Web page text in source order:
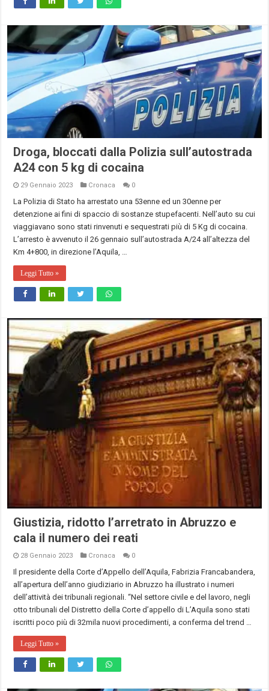
Droga, bloccati dalla Polizia sull’autostrada
A24 con 5 kg di cocaina
29 Gennaio 2023 Cronaca 0
La Polizia di Stato ha arrestato una 53enne ed un 30enne per
detenzione ai fini di spaccio di sostanze stupefacenti. Nell’auto su cui
viaggiavano sono stati rinvenuti e sequestrati più di 5 Kg di cocaina.
L’arresto è avvenuto il 26 gennaio sull’autostrada A/24 all’altezza del
Km 4+800, in direzione l’Aquila, …
Leggi Tutto »
Giustizia, ridotto l’arretrato in Abruzzo e
cala il numero dei reati
28 Gennaio 2023 Cronaca 0
Il presidente della Corte d’Appello dell’Aquila, Fabrizia Francabandera,
all’apertura dell’anno giudiziario in Abruzzo ha illustrato i numeri
dell’attività dei tribunali regionali. “Nel settore civile e del lavoro, negli
otto tribunali del Distretto della Corte d’appello di L’Aquila sono stati
iscritti poco più di 32mila nuovi procedimenti, a conferma del trend …
Leggi Tutto »